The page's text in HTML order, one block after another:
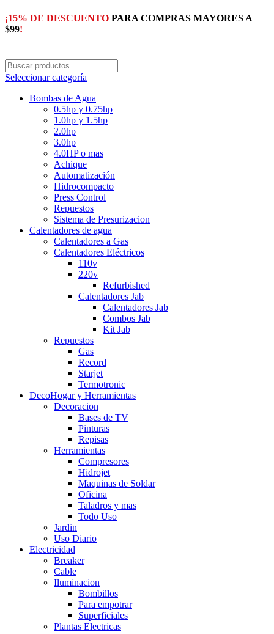
¡15% DE DESCUENTO PARA COMPRAS MAYORES A
$99!
Seleccionar categoría
Bombas de Agua
0.5hp y 0.75hp
1.0hp y 1.5hp
2.0hp
3.0hp
4.0HP o mas
Achique
Automatización
Hidrocompacto
Press Control
Repuestos
Sistema de Presurizacion
Calentadores de agua
Calentadores a Gas
Calentadores Eléctricos
110v
220v
Refurbished
Calentadores Jab
Calentadores Jab
Combos Jab
Kit Jab
Repuestos
Gas
Record
Starjet
Termotronic
DecoHogar y Herramientas
Decoracion
Bases de TV
Pinturas
Repisas
Herramientas
Compresores
Hidrojet
Maquinas de Soldar
Oficina
Taladros y mas
Todo Uso
Jardin
Uso Diario
Electricidad
Breaker
Cable
Iluminacion
Bombillos
Para empotrar
Superficiales
Plantas Electricas